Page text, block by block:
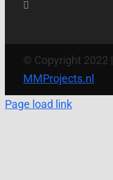
© Copyright 2022 |
MMProjects.nl
Page load link